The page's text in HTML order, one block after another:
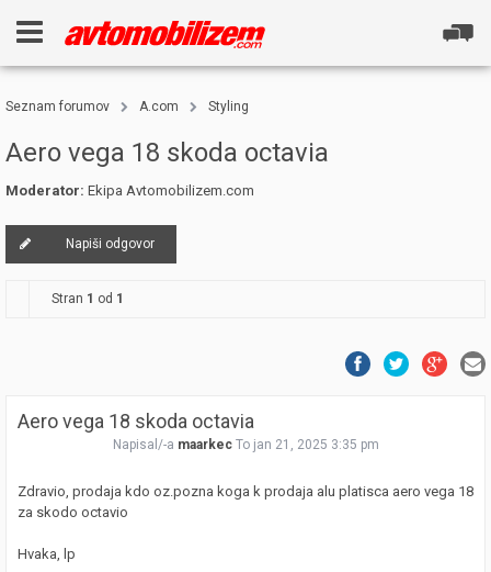
Seznam forumov A.com Styling
Aero vega 18 skoda octavia
Moderator: Ekipa Avtomobilizem.com
Napiši odgovor
Stran 1 od 1
Aero vega 18 skoda octavia
Napisal/-a maarkec To jan 21, 2025 3:35 pm
Zdravio, prodaja kdo oz.pozna koga k prodaja alu platisca aero vega 18
za skodo octavio
Hvaka, lp